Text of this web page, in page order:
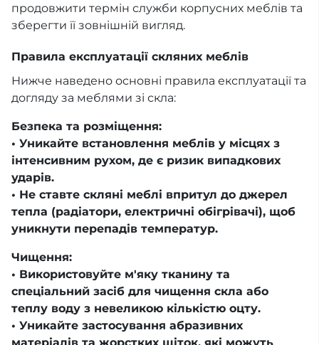
продовжити термін служби корпусних меблів та
зберегти її зовнішній вигляд.
Правила експлуатації скляних меблів
Нижче наведено основні правила експлуатації та
догляду за меблями зі скла:
Безпека та розміщення:
• Уникайте встановлення меблів у місцях з
інтенсивним рухом, де є ризик випадкових
ударів.
• Не ставте скляні меблі впритул до джерел
тепла (радіатори, електричні обігрівачі), щоб
уникнути перепадів температур.
Чищення:
• Використовуйте м'яку тканину та
спеціальний засіб для чищення скла або
теплу воду з невеликою кількістю оцту.
• Уникайте застосування абразивних